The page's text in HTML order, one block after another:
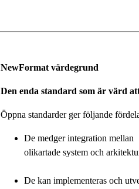
NewFormat värdegrund
Den enda standard som är värd
Öppna standarder ger följande
De medger integration mellan
olikartade system och
De kan implementeras och